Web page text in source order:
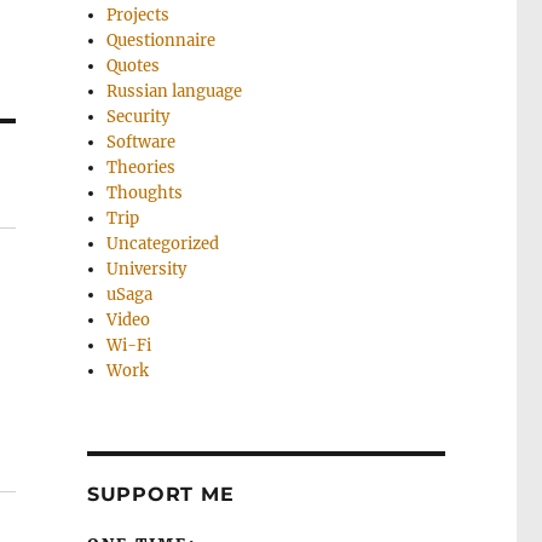
Projects
Questionnaire
Quotes
Russian language
Security
Software
Theories
Thoughts
Trip
Uncategorized
University
uSaga
Video
Wi-Fi
Work
SUPPORT ME